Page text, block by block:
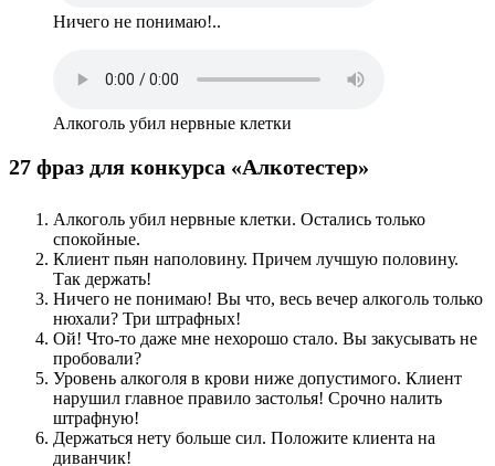
Ничего не понимаю!..
Алкоголь убил нервные клетки
27 фраз для конкурса «Алкотестер»
Алкоголь убил нервные клетки. Остались только
спокойные.
Клиент пьян наполовину. Причем лучшую половину.
Так держать!
Ничего не понимаю! Вы что, весь вечер алкоголь только
нюхали? Три штрафных!
Ой! Что-то даже мне нехорошо стало. Вы закусывать не
пробовали?
Уровень алкоголя в крови ниже допустимого. Клиент
нарушил главное правило застолья! Срочно налить
штрафную!
Держаться нету больше сил. Положите клиента на
диванчик!